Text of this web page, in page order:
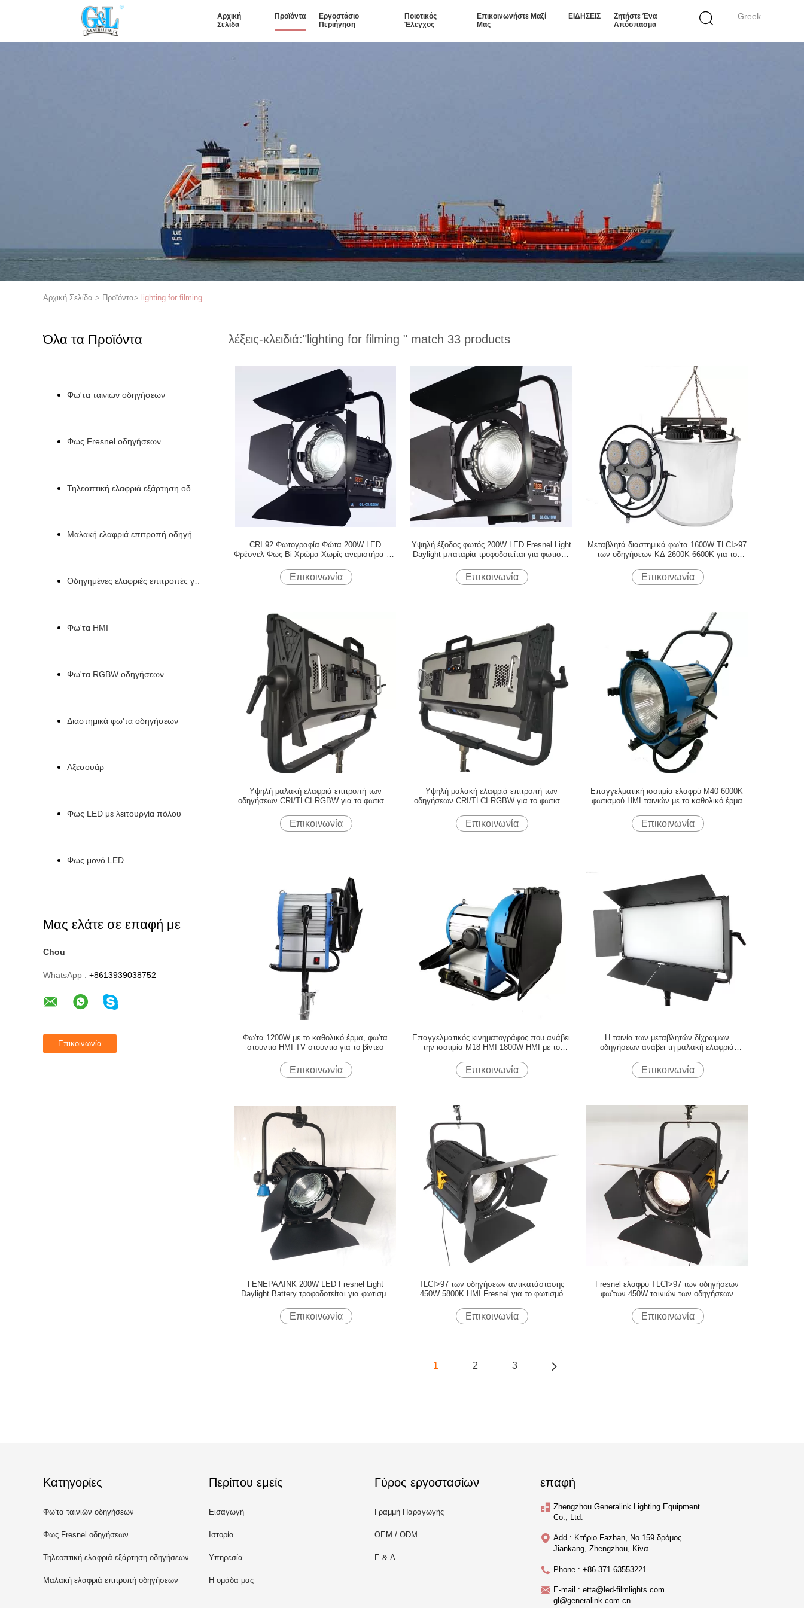
Greek
Αρχική
Σελίδα
Προϊόντα
Εργοστάσιο
Περιήγηση
Ποιοτικός
Έλεγχος
Επικοινωνήστε Μαζί
Μας
ΕΙΔΗΣΕΙΣ
Ζητήστε Ένα
Απόσπασμα
Αρχική Σελίδα > Προϊόντα> lighting for filming
Όλα τα Προϊόντα
Φω'τα ταινιών οδηγήσεων
Φως Fresnel οδηγήσεων
Τηλεοπτική ελαφριά εξάρτηση οδηγήσεων
Μαλακή ελαφριά επιτροπή οδηγήσεων
Οδηγημένες ελαφριές επιτροπές για το βίντεο
Φω'τα HMI
Φω'τα RGBW οδηγήσεων
Διαστημικά φω'τα οδηγήσεων
Αξεσουάρ
Φως LED με λειτουργία πόλου
Φως μονό LED
Μας ελάτε σε επαφή με
Chou
WhatsApp : +8613939038752
λέξεις-κλειδιά:"lighting for filming " match 33 products
CRI 92 Φωτογραφία Φώτα 200W LED
Φρέσνελ Φως Bi Χρώμα Χωρίς ανεμιστήρα για
Operated Yoke)
Επικοινωνία
Υψηλή έξοδος φωτός 200W LED Fresnel Light
Daylight μπαταρία τροφοδοτείται για φωτισμό
Επικοινωνία
Μεταβλητά διαστημικά φω'τα 1600W TLCI>97
των οδηγήσεων ΚΔ 2600K-6600K για το
Επικοινωνία
Υψηλή μαλακή ελαφριά επιτροπή των
οδηγήσεων CRI/TLCI RGBW για το φωτισμό
υποστηριγμάτων
Επικοινωνία
Υψηλή μαλακή ελαφριά επιτροπή των
οδηγήσεων CRI/TLCI RGBW για το φωτισμό
Επικοινωνία
Επαγγελματική ισοτιμία ελαφρύ M40 6000K
φωτισμού HMI ταινιών με το καθολικό έρμα
Επικοινωνία
Φω'τα 1200W με το καθολικό έρμα, φω'τα
στούντιο HMI TV στούντιο για το βίντεο
Επικοινωνία
Επαγγελματικός κινηματογράφος που ανάβει
την ισοτιμία M18 HMI 1800W HMI με το
Επικοινωνία
Η ταινία των μεταβλητών δίχρωμων
οδηγήσεων ανάβει τη μαλακή ελαφριά
αργιλίου για το φωτισμό στούντιο
Επικοινωνία
ΓΕΝΕΡΑΛΙΝΚ 200W LED Fresnel Light
Daylight Battery τροφοδοτείται για φωτισμό
Επικοινωνία
TLCI>97 των οδηγήσεων αντικατάστασης
450W 5800K HMI Fresnel για το φωτισμό
Επικοινωνία
Fresnel ελαφρύ TLCI>97 των οδηγήσεων
φω'των 450W ταινιών των οδηγήσεων
στούντιο
Επικοινωνία
1 2 3
Κατηγορίες
Φω'τα ταινιών οδηγήσεων
Φως Fresnel οδηγήσεων
Τηλεοπτική ελαφριά εξάρτηση οδηγήσεων
Μαλακή ελαφριά επιτροπή οδηγήσεων
Περίπου εμείς
Εισαγωγή
Ιστορία
Υπηρεσία
Η ομάδα μας
Γύρος εργοστασίων
Γραμμή Παραγωγής
OEM / ODM
Ε & Α
επαφή
Zhengzhou Generalink Lighting Equipment
Co., Ltd.
Add : Κτήριο Fazhan, Νο 159 δρόμος
Jiankang, Zhengzhou, Κίνα
Phone : +86-371-63553221
E-mail : etta@led-filmlights.com
gl@generalink.com.cn